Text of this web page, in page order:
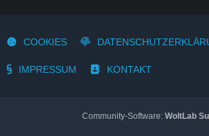
COOKIES
IMPRESSUM KONTAKT
Community-Software: WoltLab